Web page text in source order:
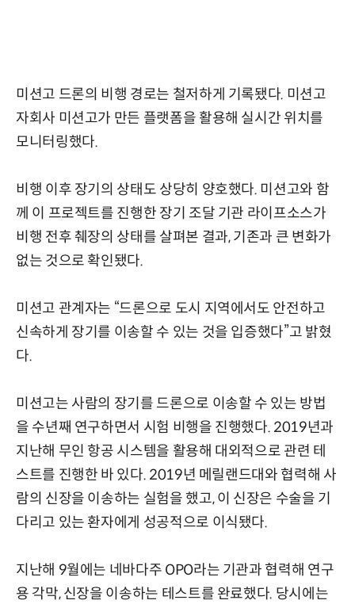
미션고 드론의 비행 경로는 철저하게 기록됐다. 미션고
자회사 미션고가 만든 플랫폼을 활용해 실시간 위치를
모니터링했다.
비행 이후 장기의 상태도 상당히 양호했다. 미션고와 함
께 이 프로젝트를 진행한 장기 조달 기관 라이프소스가
비행 전후 췌장의 상태를 살펴본 결과, 기존과 큰 변화가
없는 것으로 확인됐다.
미션고 관계자는 “드론으로 도시 지역에서도 안전하고
신속하게 장기를 이송할 수 있는 것을 입증했다”고 밝혔
다.
미션고는 사람의 장기를 드론으로 이송할 수 있는 방법
을 수년째 연구하면서 시험 비행을 진행했다. 2019년과
지난해 무인 항공 시스템을 활용해 대외적으로 관련 테
스트를 진행한 바 있다. 2019년 메릴랜드대와 협력해 사
람의 신장을 이송하는 실험을 했고, 이 신장은 수술을 기
다리고 있는 환자에게 성공적으로 이식됐다.
지난해 9월에는 네바다주 OPO라는 기관과 협력해 연구
용 각막, 신장을 이송하는 테스트를 완료했다. 당시에는